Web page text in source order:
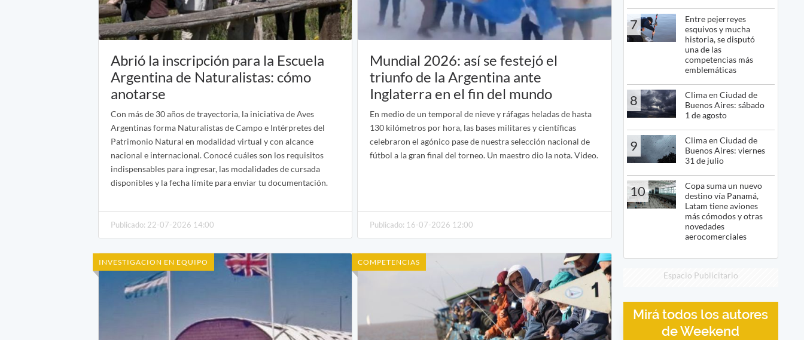
Abrió la inscripción para la Escuela
Argentina de Naturalistas: cómo
anotarse
Con más de 30 años de trayectoria, la iniciativa de Aves
Argentinas forma Naturalistas de Campo e Intérpretes del
Patrimonio Natural en modalidad virtual y con alcance
nacional e internacional. Conocé cuáles son los requisitos
indispensables para ingresar, las modalidades de cursada
disponibles y la fecha límite para enviar tu documentación.
Publicado: 22-07-2026 14:00
Mundial 2026: así se festejó el
triunfo de la Argentina ante
Inglaterra en el fin del mundo
En medio de un temporal de nieve y ráfagas heladas de hasta
130 kilómetros por hora, las bases militares y científicas
celebraron el agónico pase de nuestra selección nacional de
fútbol a la gran final del torneo. Un maestro dio la nota. Video.
Publicado: 16-07-2026 12:00
INVESTIGACION EN EQUIPO COMPETENCIAS
7
Entre pejerreyes
esquivos y mucha
historia, se disputó
una de las
competencias más
emblemáticas
8
Clima en Ciudad de
Buenos Aires: sábado
1 de agosto
9
Clima en Ciudad de
Buenos Aires: viernes
31 de julio
10
Copa suma un nuevo
destino vía Panamá,
Latam tiene aviones
más cómodos y otras
novedades
aerocomerciales
Espacio Publicitario
Mirá todos los autores
de Weekend